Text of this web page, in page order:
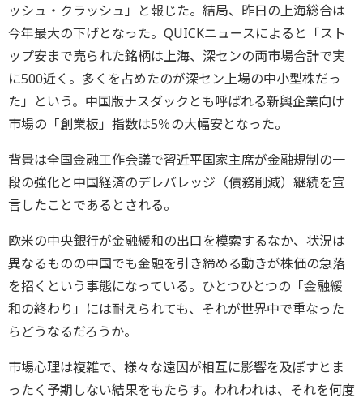
ッシュ・クラッシュ」と報じた。結局、昨日の上海総合は
今年最大の下げとなった。QUICKニュースによると「スト
ップ安まで売られた銘柄は上海、深センの両市場合計で実
に500近く。多くを占めたのが深セン上場の中小型株だっ
た」という。中国版ナスダックとも呼ばれる新興企業向け
市場の「創業板」指数は5％の大幅安となった。
背景は全国金融工作会議で習近平国家主席が金融規制の一
段の強化と中国経済のデレバレッジ（債務削減）継続を宣
言したことであるとされる。
欧米の中央銀行が金融緩和の出口を模索するなか、状況は
異なるものの中国でも金融を引き締める動きが株価の急落
を招くという事態になっている。ひとつひとつの「金融緩
和の終わり」には耐えられても、それが世界中で重なった
らどうなるだろうか。
市場心理は複雑で、様々な遠因が相互に影響を及ぼすとま
ったく予期しない結果をもたらす。われわれは、それを何度